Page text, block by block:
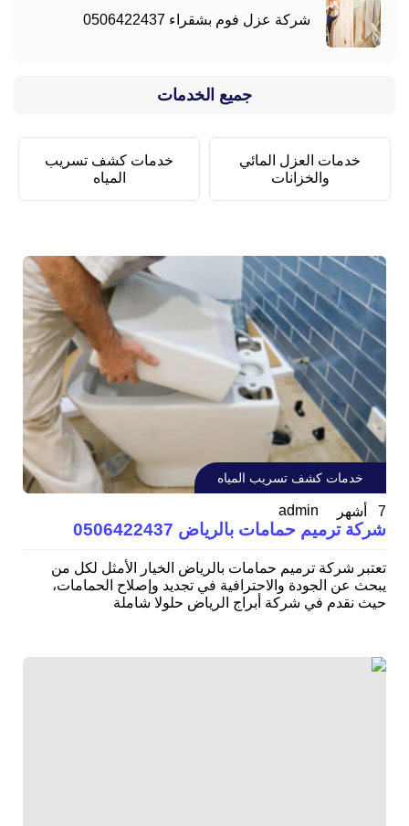
شركة عزل فوم بشقراء 0506422437
جميع الخدمات
خدمات العزل المائي
والخزانات
خدمات كشف تسريب
المياه
خدمات كشف تسريب المياه
7 أشهر admin
شركة ترميم حمامات بالرياض 0506422437
تعتبر شركة ترميم حمامات بالرياض الخيار الأمثل لكل من
يبحث عن الجودة والاحترافية في تجديد وإصلاح الحمامات،
حيث نقدم في شركة أبراج الرياض حلولا شاملة